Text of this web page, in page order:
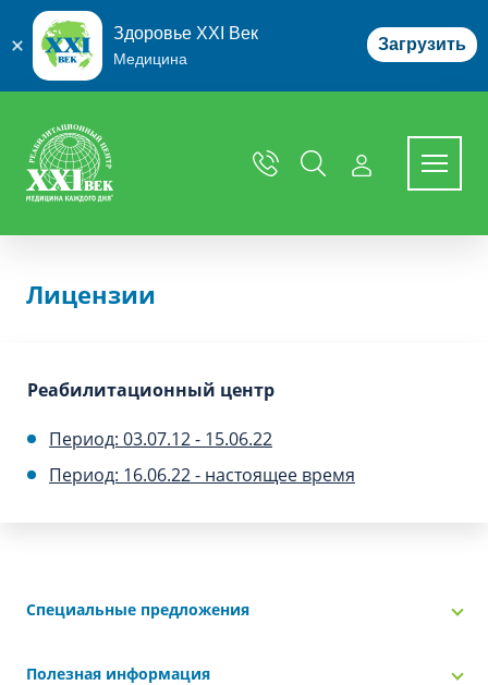
Здоровье XXI Век
Медицина
Загрузить
Лицензии
Реабилитационный центр
Период: 03.07.12 - 15.06.22
Период: 16.06.22 - настоящее время
Специальные предложения
Полезная информация